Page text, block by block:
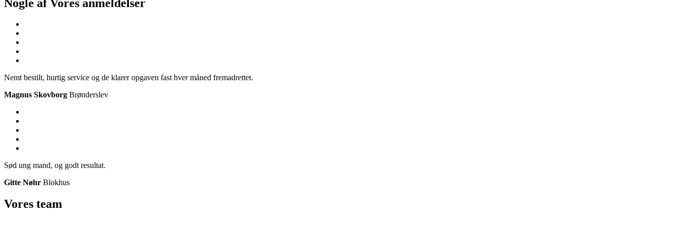
Nogle af Vores anmeldelser
Nemt bestilt, hurtig service og de klarer opgaven fast hver måned fremadrettet.
Magnus Skovborg Brønderslev
Sød ung mand, og godt resultat.
Gitte Nøhr Blokhus
Vores team